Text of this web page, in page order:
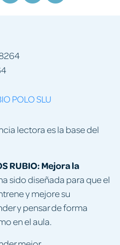
lectora es la base del
RUBIO: Mejora la
sido diseñada para que el
y mejore su
y pensar de forma
en el aula.
POLO SLU